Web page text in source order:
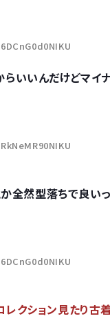
いいんだけどマイ
然型落ちで良いっ
クション見たり古